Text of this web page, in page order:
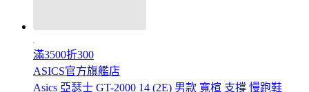
滿3500折300
ASICS官方旗艦店
Asics 亞瑟士 GT-2000 14 (2E) 男款 寬楦 支撐 慢跑鞋